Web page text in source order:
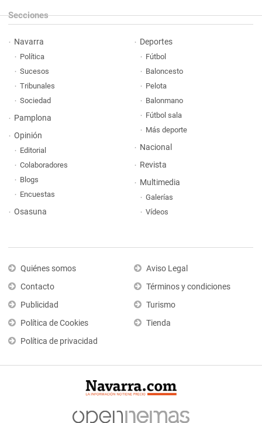
Secciones
Navarra
Política
Sucesos
Tribunales
Sociedad
Pamplona
Opinión
Editorial
Colaboradores
Blogs
Encuestas
Osasuna
Deportes
Fútbol
Baloncesto
Pelota
Balonmano
Fútbol sala
Más deporte
Nacional
Revista
Multimedia
Galerías
Vídeos
Quiénes somos
Contacto
Publicidad
Política de Cookies
Política de privacidad
Aviso Legal
Términos y condiciones
Turismo
Tienda